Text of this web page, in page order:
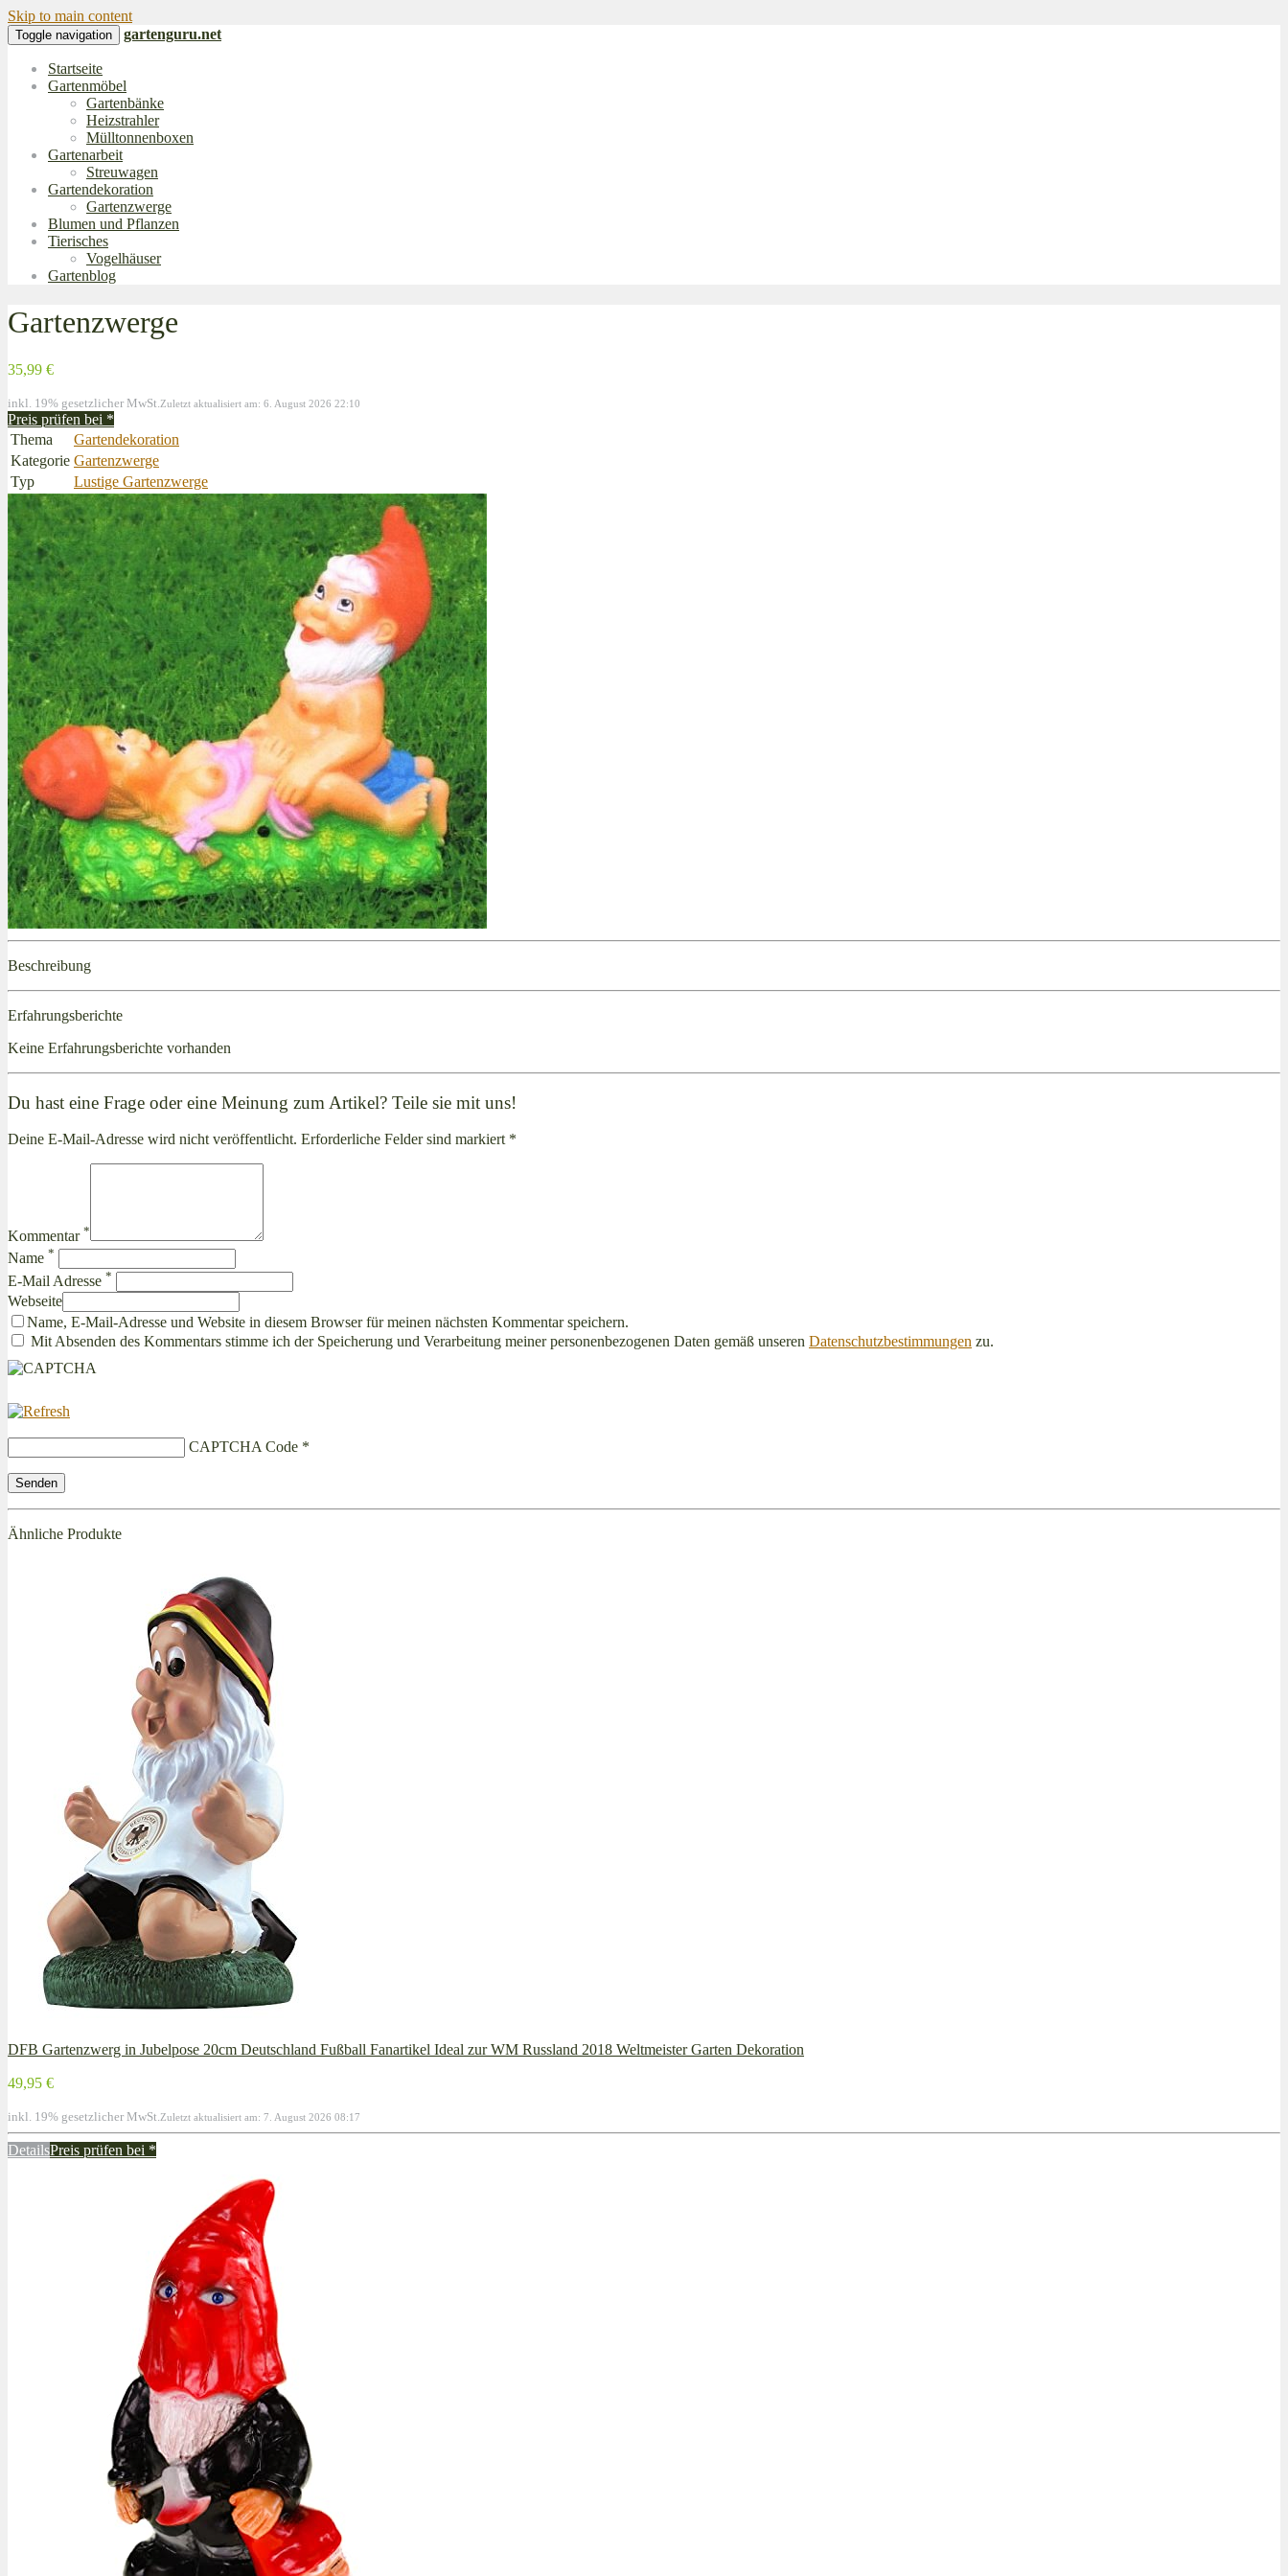
Skip to main content
Toggle navigation gartenguru.net
Startseite
Gartenmöbel
Gartenbänke
Heizstrahler
Mülltonnenboxen
Gartenarbeit
Streuwagen
Gartendekoration
Gartenzwerge
Blumen und Pflanzen
Tierisches
Vogelhäuser
Gartenblog
Gartenzwerge
35,99 €
inkl. 19% gesetzlicher MwSt. Zuletzt aktualisiert am: 6. August 2026 22:10
Preis prüfen bei *
Thema
Gartendekoration
Kategorie Gartenzwerge
Typ
Lustige Gartenzwerge
Beschreibung
Erfahrungsberichte
Keine Erfahrungsberichte vorhanden
Du hast eine Frage oder eine Meinung zum Artikel? Teile sie mit uns!
Deine E-Mail-Adresse wird nicht veröffentlicht. Erforderliche Felder sind markiert *
Kommentar *
Name *
E-Mail Adresse *
Webseite
Name, E-Mail-Adresse und Website in diesem Browser für meinen nächsten Kommentar speichern.
Mit Absenden des Kommentars stimme ich der Speicherung und Verarbeitung meiner personenbezogenen Daten gemäß unseren Datenschutzbestimmungen zu.
CAPTCHA Code *
Ähnliche Produkte
DFB Gartenzwerg in Jubelpose 20cm Deutschland Fußball Fanartikel Ideal zur WM Russland 2018 Weltmeister Garten Dekoration
49,95 €
inkl. 19% gesetzlicher MwSt. Zuletzt aktualisiert am: 7. August 2026 08:17
DetailsPreis prüfen bei *